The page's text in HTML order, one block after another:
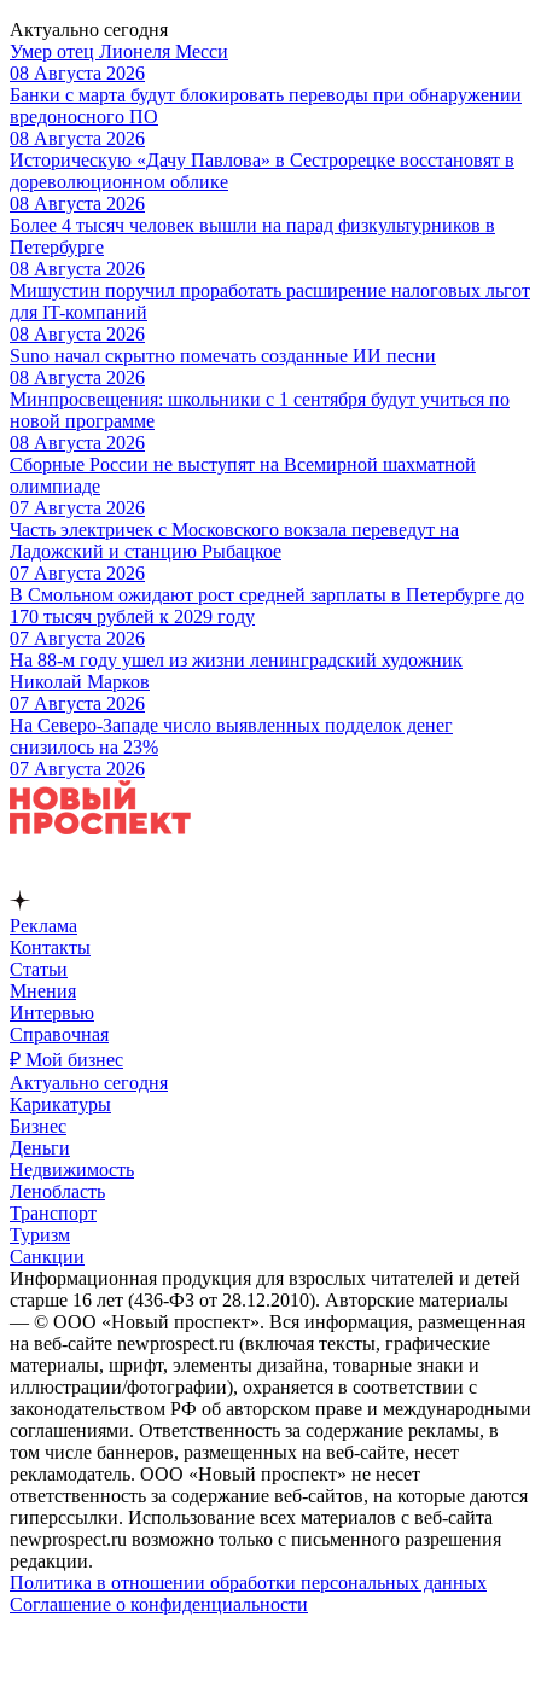
Актуально сегодня
Умер отец Лионеля Месси
08 Августа 2026
Банки с марта будут блокировать переводы при обнаружении
вредоносного ПО
08 Августа 2026
Историческую «Дачу Павлова» в Сестрорецке восстановят в
дореволюционном облике
08 Августа 2026
Более 4 тысяч человек вышли на парад физкультурников в
Петербурге
08 Августа 2026
Мишустин поручил проработать расширение налоговых льгот
для IT-компаний
08 Августа 2026
Suno начал скрытно помечать созданные ИИ песни
08 Августа 2026
Минпросвещения: школьники с 1 сентября будут учиться по
новой программе
08 Августа 2026
Сборные России не выступят на Всемирной шахматной
олимпиаде
07 Августа 2026
Часть электричек с Московского вокзала переведут на
Ладожский и станцию Рыбацкое
07 Августа 2026
В Смольном ожидают рост средней зарплаты в Петербурге до
170 тысяч рублей к 2029 году
07 Августа 2026
На 88-м году ушел из жизни ленинградский художник
Николай Марков
07 Августа 2026
На Северо-Западе число выявленных подделок денег
снизилось на 23%
07 Августа 2026
Реклама
Контакты
Статьи
Мнения
Интервью
Справочная
₽ Мой бизнес
Актуально сегодня
Карикатуры
Бизнес
Деньги
Недвижимость
Ленобласть
Транспорт
Туризм
Санкции
Информационная продукция для взрослых читателей и детей
старше 16 лет (436-ФЗ от 28.12.2010). Авторские материалы
— © ООО «Новый проспект». Вся информация, размещенная
на веб-сайте newprospect.ru (включая тексты, графические
материалы, шрифт, элементы дизайна, товарные знаки и
иллюстрации/фотографии), охраняется в соответствии с
законодательством РФ об авторском праве и международными
соглашениями. Ответственность за содержание рекламы, в
том числе баннеров, размещенных на веб-сайте, несет
рекламодатель. ООО «Новый проспект» не несет
ответственность за содержание веб-сайтов, на которые даются
гиперссылки. Использование всех материалов с веб-сайта
newprospect.ru возможно только с письменного разрешения
редакции.
Политика в отношении обработки персональных данных
Соглашение о конфиденциальности